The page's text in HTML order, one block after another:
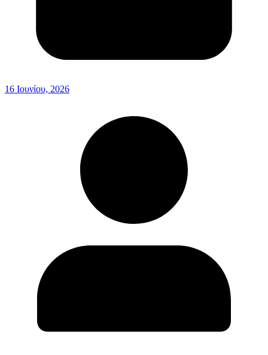
16 Ιουνίου, 2026